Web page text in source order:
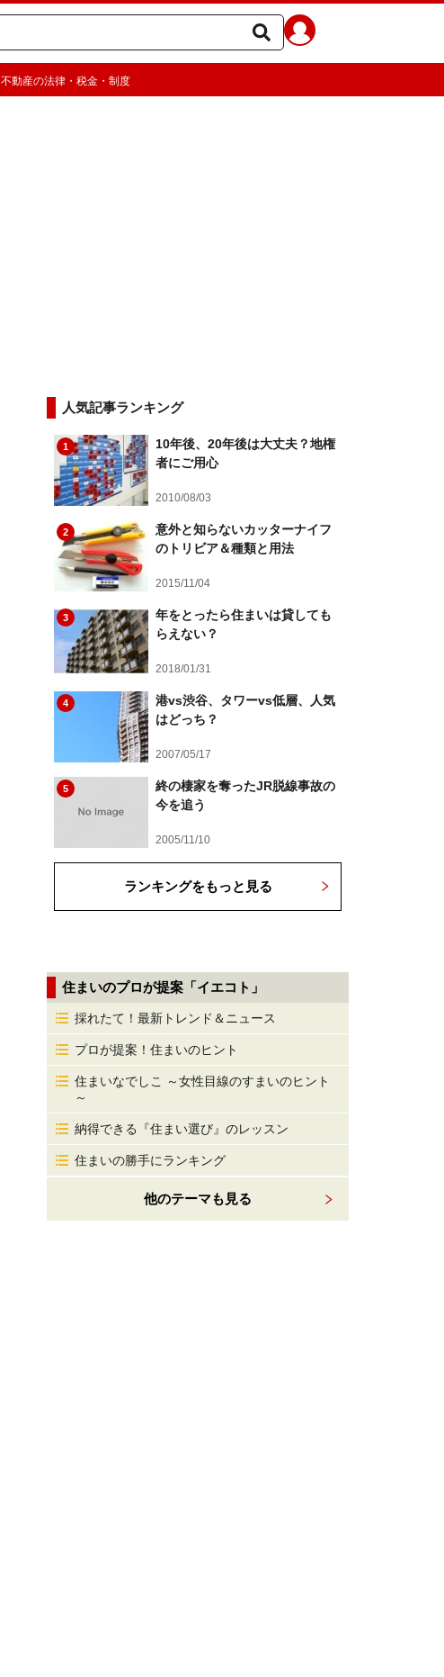
不動産の法律・税金・制度
人気記事ランキング
1
10年後、20年後は大丈夫？地権
者にご用心
2010/08/03
2
意外と知らないカッターナイフ
のトリビア＆種類と用法
2015/11/04
3
年をとったら住まいは貸しても
らえない？
2018/01/31
4
港vs渋谷、タワーvs低層、人気
はどっち？
2007/05/17
5
終の棲家を奪ったJR脱線事故の
今を追う
2005/11/10
ランキングをもっと見る
住まいのプロが提案「イエコト」
採れたて！最新トレンド＆ニュース
プロが提案！住まいのヒント
住まいなでしこ ～女性目線のすまいのヒント
～
納得できる『住まい選び』のレッスン
住まいの勝手にランキング
他のテーマも見る